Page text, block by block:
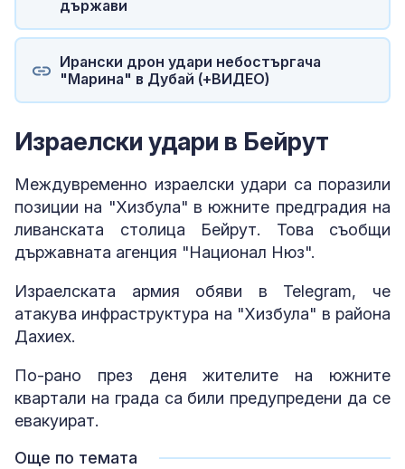
държави
Ирански дрон удари небостъргача
"Марина" в Дубай (+ВИДЕО)
Израелски удари в Бейрут
Междувременно израелски удари са поразили
позиции на "Хизбула" в южните предградия на
ливанската столица Бейрут. Това съобщи
държавната агенция "Национал Нюз".
Израелската армия обяви в Telegram, че
атакува инфраструктура на "Хизбула" в района
Дахиех.
По-рано през деня жителите на южните
квартали на града са били предупредени да се
евакуират.
Още по темата